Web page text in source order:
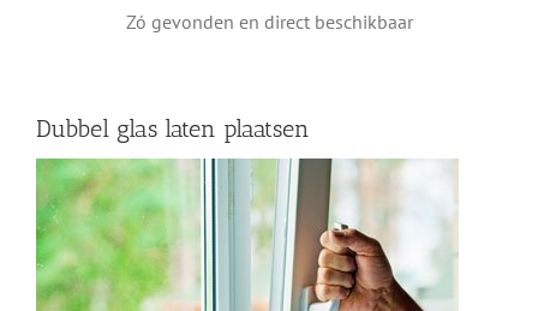
Zó gevonden en direct beschikbaar
Dubbel glas laten plaatsen